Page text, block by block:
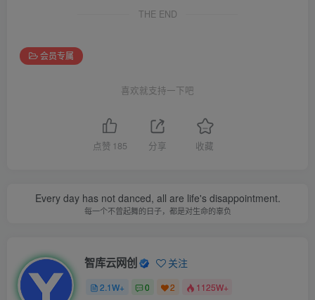
THE END
会员专属
喜欢就支持一下吧
点赞 185 分享 收藏
Making the absolute best of ourselves is not an easy task. It is
a pleasurable pursuit...but it requires patience, persistence,
智库云网创 关注